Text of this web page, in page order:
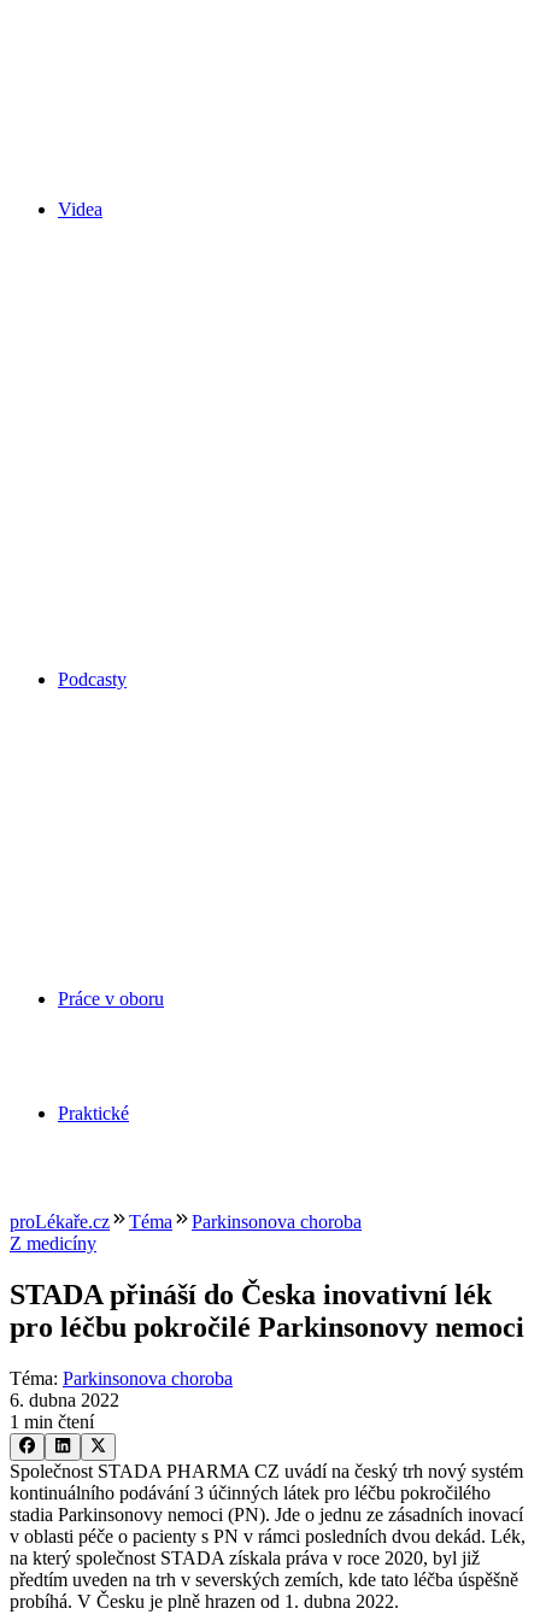
Videa
Podcasty
Práce v oboru
Praktické
proLékaře.cz Téma
Parkinsonova choroba
Z medicíny
STADA přináší do Česka inovativní lék
pro léčbu pokročilé Parkinsonovy nemoci
Téma: Parkinsonova choroba
6. dubna 2022
1 min čtení
Společnost STADA PHARMA CZ uvádí na český trh nový systém
kontinuálního podávání 3 účinných látek pro léčbu pokročilého
stadia Parkinsonovy nemoci (PN). Jde o jednu ze zásadních inovací
v oblasti péče o pacienty s PN v rámci posledních dvou dekád. Lék,
na který společnost STADA získala práva v roce 2020, byl již
předtím uveden na trh v severských zemích, kde tato léčba úspěšně
probíhá. V Česku je plně hrazen od 1. dubna 2022.